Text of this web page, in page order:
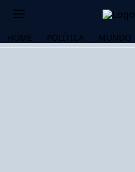
HOME POLÍTICA MUNDO